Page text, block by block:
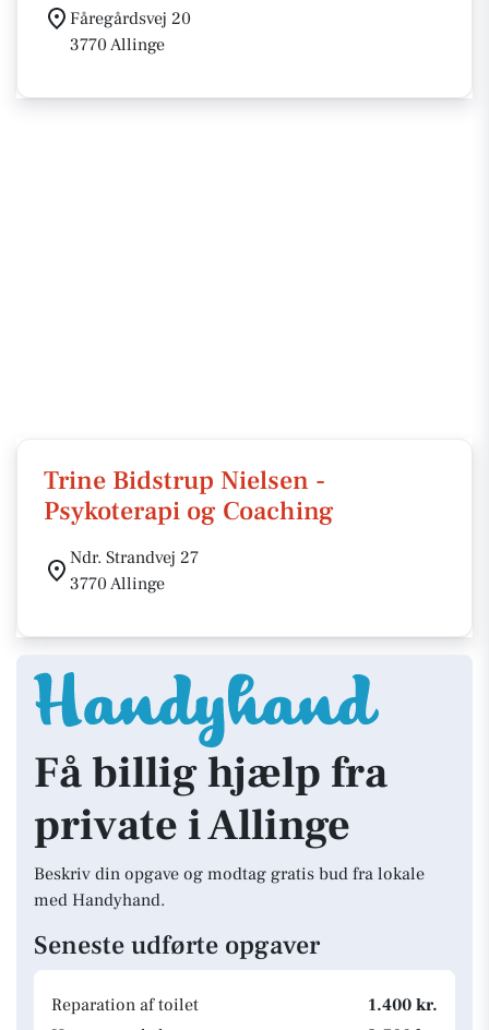
Fåregårdsvej 20
3770 Allinge
Trine Bidstrup Nielsen -
Psykoterapi og Coaching
Ndr. Strandvej 27
3770 Allinge
Få billig hjælp fra
private i Allinge
Beskriv din opgave og modtag gratis bud fra lokale
med Handyhand.
Seneste udførte opgaver
Reparation af toilet
1.400 kr.